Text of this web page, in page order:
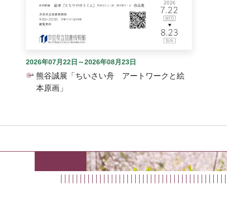
2026年07月22日～2026年08月23日
熊谷誠展「ちいさい舟 アートワークと絵
本原画」